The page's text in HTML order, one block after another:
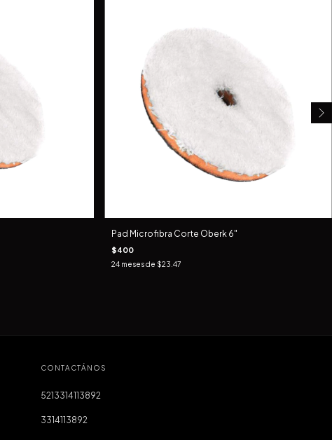
Pad Microfibra Corte Oberk 6"
$400
24 meses de $23.47
CONTACTÁNOS
5213314113892
3314113892